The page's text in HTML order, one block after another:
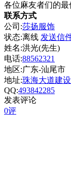
各位麻友者们的最
联系方式
公司:莎扬服饰
状态:离线 发送信
姓名:洪光(先生)
电话:88562321
地区:广东-汕尾市
地址:珠海大道建
QQ:493842285
发表评论
0评